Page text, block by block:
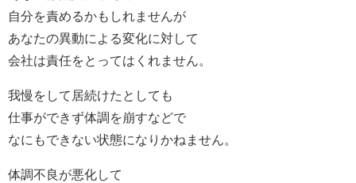
自分を責めるかもしれませんが
あなたの異動による変化に対して
会社は責任をとってはくれません。
我慢をして居続けたとしても
仕事ができず体調を崩すなどで
なにもできない状態になりかねません。
体調不良が悪化して